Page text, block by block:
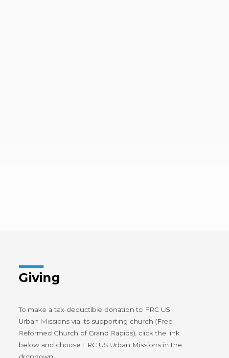
Giving
To make a tax-deductible donation to FRC US
Urban Missions via its supporting church (Free
Reformed Church of Grand Rapids), click the link
below and choose FRC US Urban Missions in the